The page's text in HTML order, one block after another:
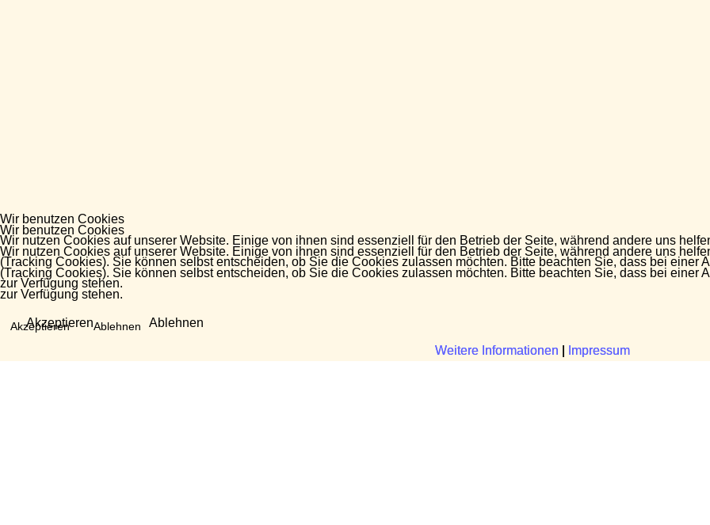
Wir benutzen Cookies
Wir nutzen Cookies auf unserer Website. Einige von ihnen sind essenziell für den Betrieb der Seite, während andere uns
(Tracking Cookies). Sie können selbst entscheiden, ob Sie die Cookies zulassen möchten. Bitte beachten Sie, dass bei
zur Verfügung stehen.
Akzeptieren Ablehnen
Weitere Informationen Impressum
Wir benutzen Cookies
Wir nutzen Cookies auf unserer Website. Einige von ihnen sind essenziell für den Betrieb der Seite, während andere uns
(Tracking Cookies). Sie können selbst entscheiden, ob Sie die Cookies zulassen möchten. Bitte beachten Sie, dass bei
zur Verfügung stehen.
Akzeptieren Ablehnen
Weitere Informationen Impressum